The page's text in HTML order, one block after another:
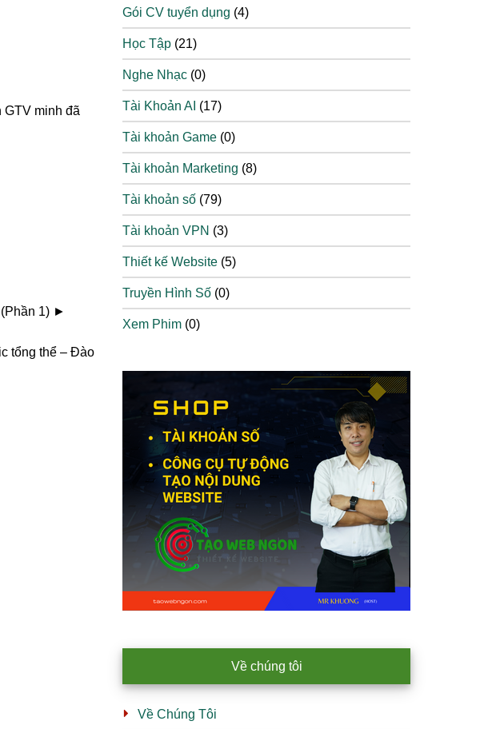
GTV minh đã
1) ►
tổng thể – Đào
Gói CV tuyển dụng (4)
Học Tập (21)
Nghe Nhạc (0)
Tài Khoản AI (17)
Tài khoản Game (0)
Tài khoản Marketing (8)
Tài khoản số (79)
Tài khoản VPN (3)
Thiết kế Website (5)
Truyền Hình Số (0)
Xem Phim (0)
Về chúng tôi
Về Chúng Tôi